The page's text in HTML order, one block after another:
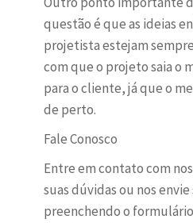
questão é que as ideias
projetista estejam
com que o projeto saia o
para o cliente, já que o
de perto.
Fale Conosco
Entre em contato com
suas dúvidas ou nos
preenchendo o